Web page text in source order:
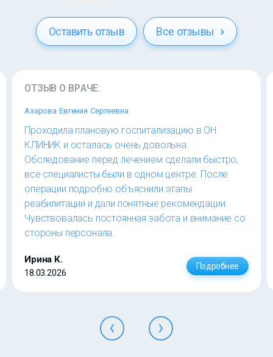
Оставить отзыв Все отзывы
ОТЗЫВ О ВРАЧЕ:
Азарова Евгения Сергеевна
Проходила плановую госпитализацию в ОН
КЛИНИК и осталась очень довольна.
Обследование перед лечением сделали быстро,
все специалисты были в одном центре. После
операции подробно объяснили этапы
реабилитации и дали понятные рекомендации.
Чувствовалась постоянная забота и внимание со
стороны персонала.
Ирина К.
18.03.2026
Подробнее